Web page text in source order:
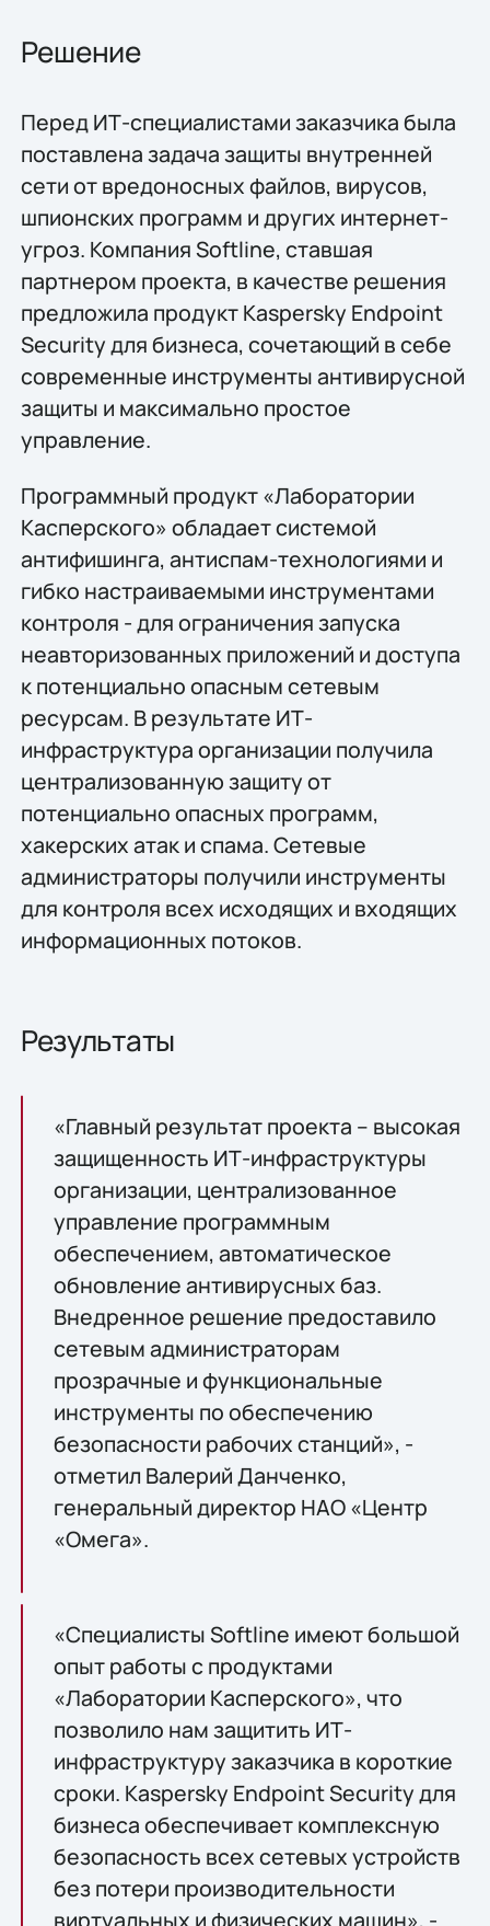
Решение
Перед ИТ-специалистами заказчика была
поставлена задача защиты внутренней
сети от вредоносных файлов, вирусов,
шпионских программ и других интернет-
угроз. Компания Softline, ставшая
партнером проекта, в качестве решения
предложила продукт Kaspersky Endpoint
Security для бизнеса, сочетающий в себе
современные инструменты антивирусной
защиты и максимально простое
управление.
Программный продукт «Лаборатории
Касперского» обладает системой
антифишинга, антиспам-технологиями и
гибко настраиваемыми инструментами
контроля - для ограничения запуска
неавторизованных приложений и доступа
к потенциально опасным сетевым
ресурсам. В результате ИТ-
инфраструктура организации получила
централизованную защиту от
потенциально опасных программ,
хакерских атак и спама. Сетевые
администраторы получили инструменты
для контроля всех исходящих и входящих
информационных потоков.
Результаты
«Главный результат проекта – высокая
защищенность ИТ-инфраструктуры
организации, централизованное
управление программным
обеспечением, автоматическое
обновление антивирусных баз.
Внедренное решение предоставило
сетевым администраторам
прозрачные и функциональные
инструменты по обеспечению
безопасности рабочих станций», -
отметил Валерий Данченко,
генеральный директор НАО «Центр
«Омега».
«Специалисты Softline имеют большой
опыт работы с продуктами
«Лаборатории Касперского», что
позволило нам защитить ИТ-
инфраструктуру заказчика в короткие
сроки. Kaspersky Endpoint Security для
бизнеса обеспечивает комплексную
безопасность всех сетевых устройств
без потери производительности